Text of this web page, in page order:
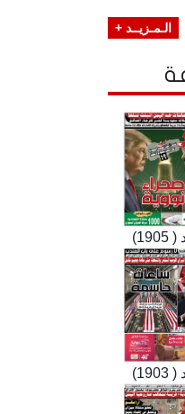
الـمـزيــد +